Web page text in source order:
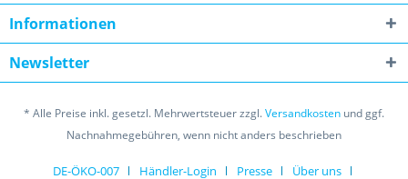
Informationen
Newsletter
* Alle Preise inkl. gesetzl. Mehrwertsteuer zzgl.Versandkosten und ggf.
Nachnahmegebühren, wenn nicht anders beschrieben
DE-ÖKO-007 Händler-Login Presse
Über uns